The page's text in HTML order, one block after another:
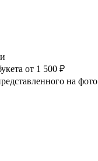
от 1 500 ₽
на фото